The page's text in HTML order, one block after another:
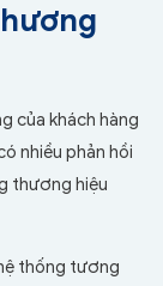
của khách hàng
nhiều phản hồi
thương hiệu
thống tương